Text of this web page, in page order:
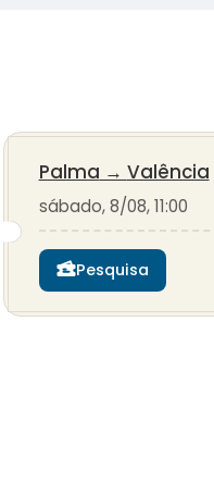
Palma → Valência
sábado, 8/08, 11:00
Pesquisa